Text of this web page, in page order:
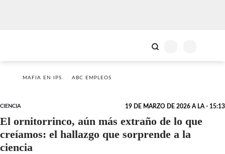
MAFIA EN IPS ABC EMPLEOS
CIENCIA 19 DE MARZO DE 2026 A LA - 15:13
El ornitorrinco, aún más extraño de lo que
creíamos: el hallazgo que sorprende a la
ciencia